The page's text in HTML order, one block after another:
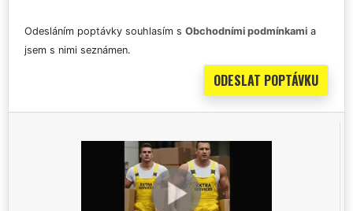
Odesláním poptávky souhlasím s Obchodními podmínkami a
jsem s nimi seznámen.